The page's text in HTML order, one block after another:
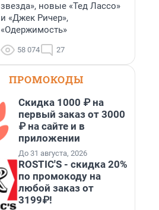
звезда», новые «Тед Лассо»
и «Джек Ричер»,
«Одержимость»
58 074 27
ПРОМОКОДЫ
Скидка 1000 ₽ на
первый заказ от 3000
₽ на сайте и в
приложении
До 31 августа, 2026
ROSTIC'S - скидка 20%
по промокоду на
любой заказ от
3199₽!